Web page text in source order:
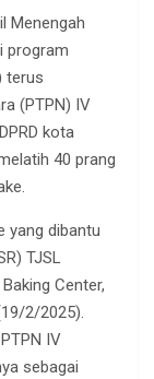
Menengah
program
terus
(PTPN) IV
kota
40 prang
yang dibantu
TJSL
Center,
2/2025).
IV
sebagai